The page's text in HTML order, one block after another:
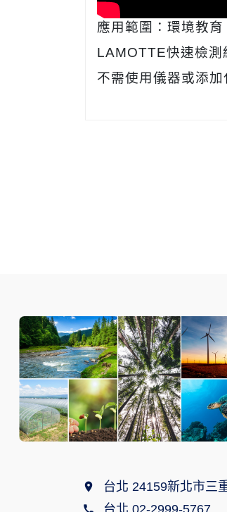
應用範圍：環境教
LAMOTTE快速檢測
不需使用儀器或添
台北 24159新北市三
台北 02-2999-5767